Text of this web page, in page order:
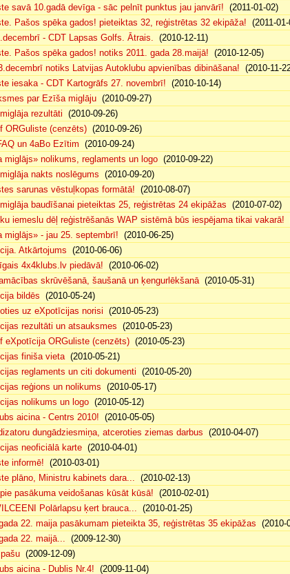
savā 10.gadā devīga - sāc pelnīt punktus jau janvārī! (2011-01-02)
Pašos spēka gados! pieteiktas 32, reģistrētas 32 ekipāža! (2011-
- CDT Lapsas Golfs. Ātrais. (2010-12-11)
Pašos spēka gados! notiks 2011. gada 28.maijā! (2010-12-05)
notiks Latvijas Autoklubu apvienības dibināšana! (2010-11-
iesaka - CDT Kartogrāfs 27. novembrī! (2010-10-14)
par Ezīša miglāju (2010-09-27)
rezultāti (2010-09-26)
ORGuliste (cenzēts) (2010-09-26)
un 4aBo Ezītim (2010-09-24)
miglājs» nolikums, reglaments un logo (2010-09-22)
nakts noslēgums (2010-09-20)
sarunas vēstuļkopas formātā! (2010-08-07)
baudīšanai pieteiktas 25, reģistrētas 24 ekipāžas (2010-07-02)
iemeslu dēļ reģistrēšanās WAP sistēmā būs iespējama tikai vakarā!
miglājs» - jau 25. septembrī! (2010-06-25)
Atkārtojums (2010-06-06)
4x4klubs.lv piedāvā! (2010-06-02)
skrūvēšanā, šaušanā un ķengurlēkšanā(2010-05-31)
bildēs (2010-05-24)
uz eXpotīcijas norisi (2010-05-23)
rezultāti un atsauksmes (2010-05-23)
eXpotīcija ORGuliste (cenzēts) (2010-05-23)
finiša vieta(2010-05-21)
reglaments un citi dokumenti (2010-05-20)
reģions un nolikums (2010-05-17)
nolikums un logo (2010-05-12)
aicina - Centrs 2010! (2010-05-05)
dungādziesmiņa, atceroties ziemas darbus (2010-04-07)
neoficiālā karte (2010-04-01)
informē! (2010-03-01)
plāno, Ministru kabinets dara... (2010-02-13)
pasākuma veidošanas kūsāt kūsā! (2010-02-01)
Polārlapsu ķert brauca... (2010-01-25)
22. maija pasākumam pieteikta 35, reģistrētas 35 ekipāžas (2010-
22. maijā... (2009-12-30)
(2009-12-09)
aicina - Dublis Nr.4! (2009-11-04)